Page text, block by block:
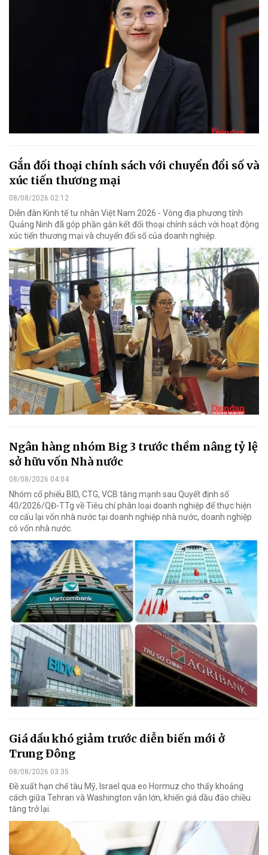
Gắn đối thoại chính sách với chuyển đổi số và
xúc tiến thương mại
08/08/2026 02:12
Diễn đàn Kinh tế tư nhân Việt Nam 2026 - Vòng địa phương tỉnh
Quảng Ninh đã góp phần gắn kết đối thoại chính sách với hoạt động
xúc tiến thương mại và chuyển đổi số của doanh nghiệp.
Ngân hàng nhóm Big 3 trước thềm nâng tỷ lệ
sở hữu vốn Nhà nước
08/08/2026 04:04
Nhóm cổ phiếu BID, CTG, VCB tăng mạnh sau Quyết định số
40/2026/QĐ-TTg về Tiêu chí phân loại doanh nghiệp để thực hiện
cơ cấu lại vốn nhà nước tại doanh nghiệp nhà nước, doanh nghiệp
có vốn nhà nước.
Giá dầu khó giảm trước diễn biến mới ở
Trung Đông
08/08/2026 03:35
Đề xuất hạn chế tàu Mỹ, Israel qua eo Hormuz cho thấy khoảng
cách giữa Tehran và Washington vẫn lớn, khiến giá dầu đảo chiều
tăng trở lại.